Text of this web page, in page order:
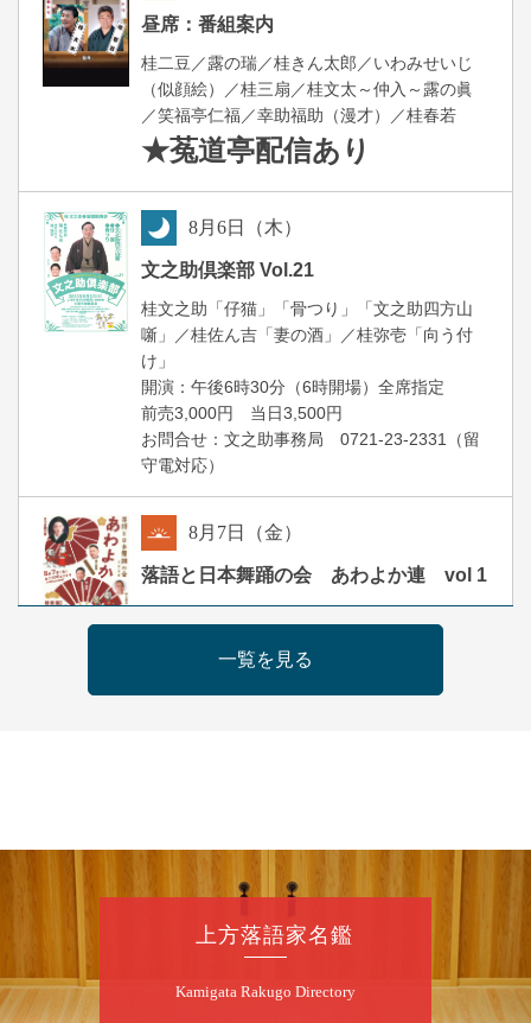
昼席：番組案内
桂二豆／露の瑞／桂きん太郎／いわみせいじ
（似顔絵）／桂三扇／桂文太～仲入～露の眞
／笑福亭仁福／幸助福助（漫才）／桂春若
★菟道亭配信あり
8月6日（木）
文之助倶楽部 Vol.21
桂文之助「仔猫」「骨つり」「文之助四方山
噺」／桂佐ん吉「妻の酒」／桂弥壱「向う付
け」
開演：午後6時30分（6時開場）全席指定
前売3,000円 当日3,500円
お問合せ：文之助事務局 0721-23-2331（留
守電対応）
8月 7日（金）
落語と日本舞踊の会 あわよか連 vol 1
開演：午前10時（9時30分開場）
前売2,500円 当日3,000円
桂二豆／露の瑞／桂きん太郎／いわみせいじ
（似顔絵）／笑福亭笑利／桂文太～仲入～露
★菟道亭 配信あり
一覧を見る
上方落語家名鑑
Kamigata Rakugo Directory